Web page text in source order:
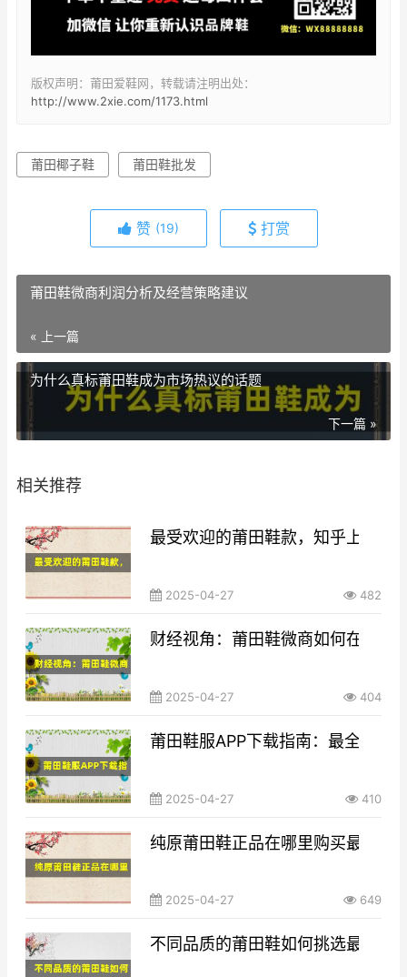
版权声明：莆田爱鞋网，转载请注明出处：
http://www.2xie.com/1173.html
莆田椰子鞋 莆田鞋批发
赞 (19) 打赏
莆田鞋微商利润分析及经营策略建议
« 上一篇
为什么真标莆田鞋成为市场热议的话题
下一篇 »
相关推荐
最受欢迎的莆田鞋款，知乎上用户
2025-04-27 482
财经视角：莆田鞋微商如何在竞争
2025-04-27 404
莆田鞋服APP下载指南：最全面的
2025-04-27 410
纯原莆田鞋正品在哪里购买最靠谱
2025-04-27 649
不同品质的莆田鞋如何挑选最适合